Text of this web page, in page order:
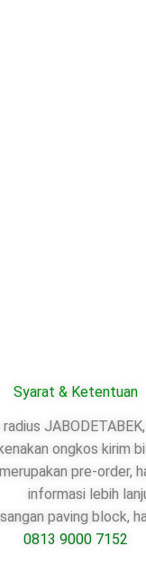
Syarat & Ketentuan
ongkos kirim
pre-order,
informasi lebih
paving block,
0813 9000 7152